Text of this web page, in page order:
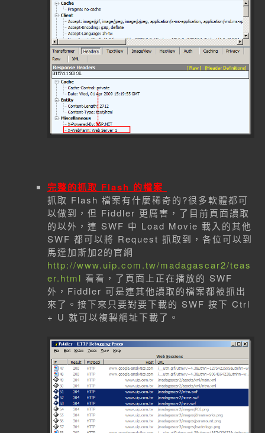
完整的抓取 Flash 的檔案
抓取 Flash 檔案有什麼稀奇的?很多軟體都可
以做到，但 Fiddler 更厲害，了目前頁面讀取
的以外，連 SWF 中 Load Movie 載入的其他
SWF 都可以將 Request 抓取到，各位可以到
馬達加斯加2的官網
http://www.uip.com.tw/madagascar2/teas
er.html 看看，了頁面上正在播放的 SWF
外，Fiddler 可是連其他讀取的檔案都被抓出
來了。接下來只要對要下載的 SWF 按下 Ctrl
+ U 就可以複製網址下載了。